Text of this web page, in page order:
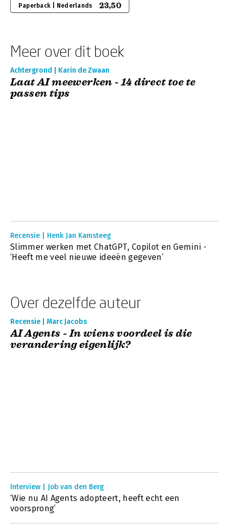
Paperback | Nederlands 23,50
Meer over dit boek
Achtergrond | Karin de Zwaan
Laat AI meewerken - 14 direct toe te
passen tips
Recensie | Henk Jan Kamsteeg
Slimmer werken met ChatGPT, Copilot en Gemini -
‘Heeft me veel nieuwe ideeën gegeven’
Over dezelfde auteur
Recensie | Marc Jacobs
AI Agents - In wiens voordeel is die
verandering eigenlijk?
Interview | Job van den Berg
‘Wie nu AI Agents adopteert, heeft echt een
voorsprong’